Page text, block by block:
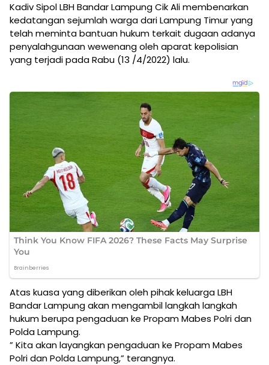
Kadiv Sipol LBH Bandar Lampung Cik Ali membenarkan
kedatangan sejumlah warga dari Lampung Timur yang
telah meminta bantuan hukum terkait dugaan adanya
penyalahgunaan wewenang oleh aparat kepolisian
yang terjadi pada Rabu (13 /4/2022) lalu.
Atas kuasa yang diberikan oleh pihak keluarga LBH
Bandar Lampung akan mengambil langkah langkah
hukum berupa pengaduan ke Propam Mabes Polri dan
Polda Lampung.
” Kita akan layangkan pengaduan ke Propam Mabes
Polri dan Polda Lampung,” terangnya.